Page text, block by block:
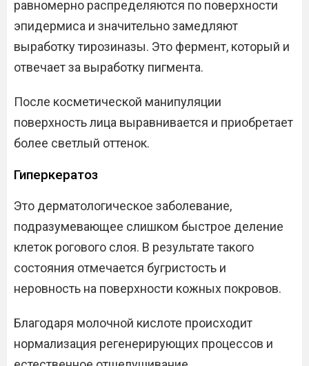
равномерно распределяются по поверхности
эпидермиса и значительно замедляют
выработку тирозиназы. Это фермент, который и
отвечает за выработку пигмента.
После косметической манипуляции
поверхность лица выравнивается и приобретает
более светлый оттенок.
Гиперкератоз
Это дерматологическое заболевание,
подразумевающее слишком быстрое деление
клеток рогового слоя. В результате такого
состояния отмечается бугристость и
неровность на поверхности кожных покровов.
Благодаря молочной кислоте происходит
нормализация регенерирующих процессов и